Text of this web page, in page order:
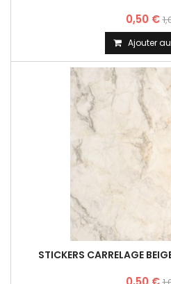
0,50 €
Ajouter
STICKERS CARRELAGE